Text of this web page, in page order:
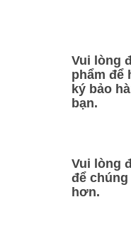
Vui lòng
phẩm để
ký bảo
bạn.
Vui lòng
để
hơn.